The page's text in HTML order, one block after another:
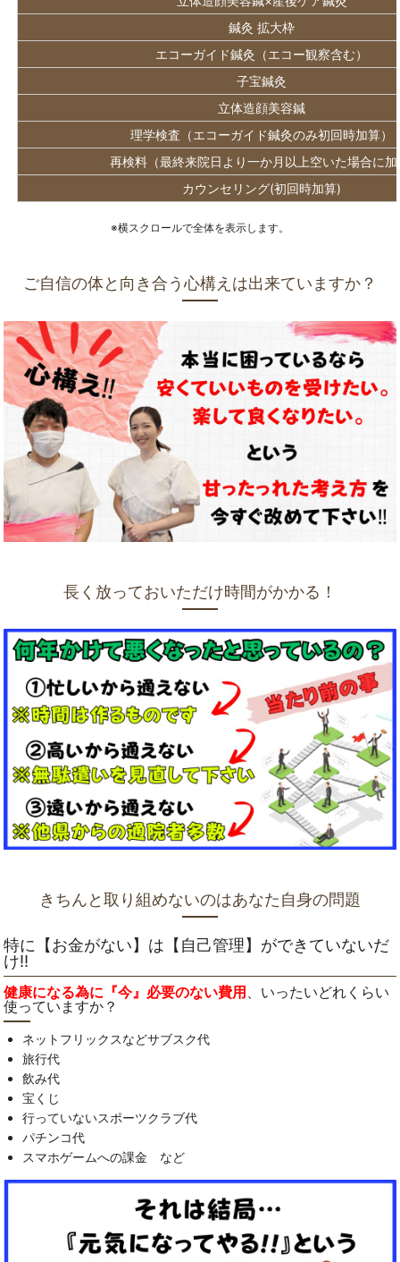
鍼灸 拡大枠
エコーガイド鍼灸（エコー観察含む）
子宝鍼灸
立体造顔美容鍼
理学検査（エコーガイド鍼灸のみ初回時加算）
再検料（最終来院日より一か月以上空いた場合に
カウンセリング(初回時加算)
※横スクロールで全体を表示します。
ご自信の体と向き合う心構えは出来ていますか？
長く放っておいただけ時間がかかる！
きちんと取り組めないのはあなた自身の問題
特に【お金がない】は【自己管理】ができていないだ
け‼
健康になる為に『今』必要のない費用 、いったいどれくらい
使っていますか？
ネットフリックスなどサブスク代
旅行代
飲み代
宝くじ
行っていないスポーツクラブ代
パチンコ代
スマホゲームへの課金 など